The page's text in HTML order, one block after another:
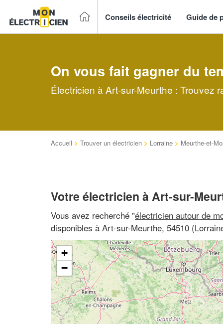
Conseils électricité Guide de
On vous fait gagner du
Électricien à Art-sur-Meurthe : Trouvez
Accueil > Trouver un électricien > Lorraine > Meurthe-et-
Votre électricien à Art-sur-
Vous avez recherché "électricien autour de
disponibles à Art-sur-Meurthe, 54510
+
−